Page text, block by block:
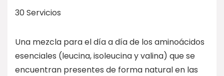
30 Servicios
Una mezcla para el día a día de los aminoácidos
esenciales (leucina, isoleucina y valina) que se
encuentran presentes de forma natural en las